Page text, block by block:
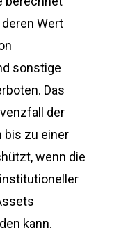
Wert
sonstige
Das
der
bis zu einer
wenn die
kann.